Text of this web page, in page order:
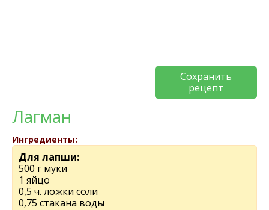
Сохранить
рецепт
Лагман
Ингредиенты:
Для лапши:
500 г муки
1 яйцо
0,5 ч. ложки соли
0,75 стакана воды